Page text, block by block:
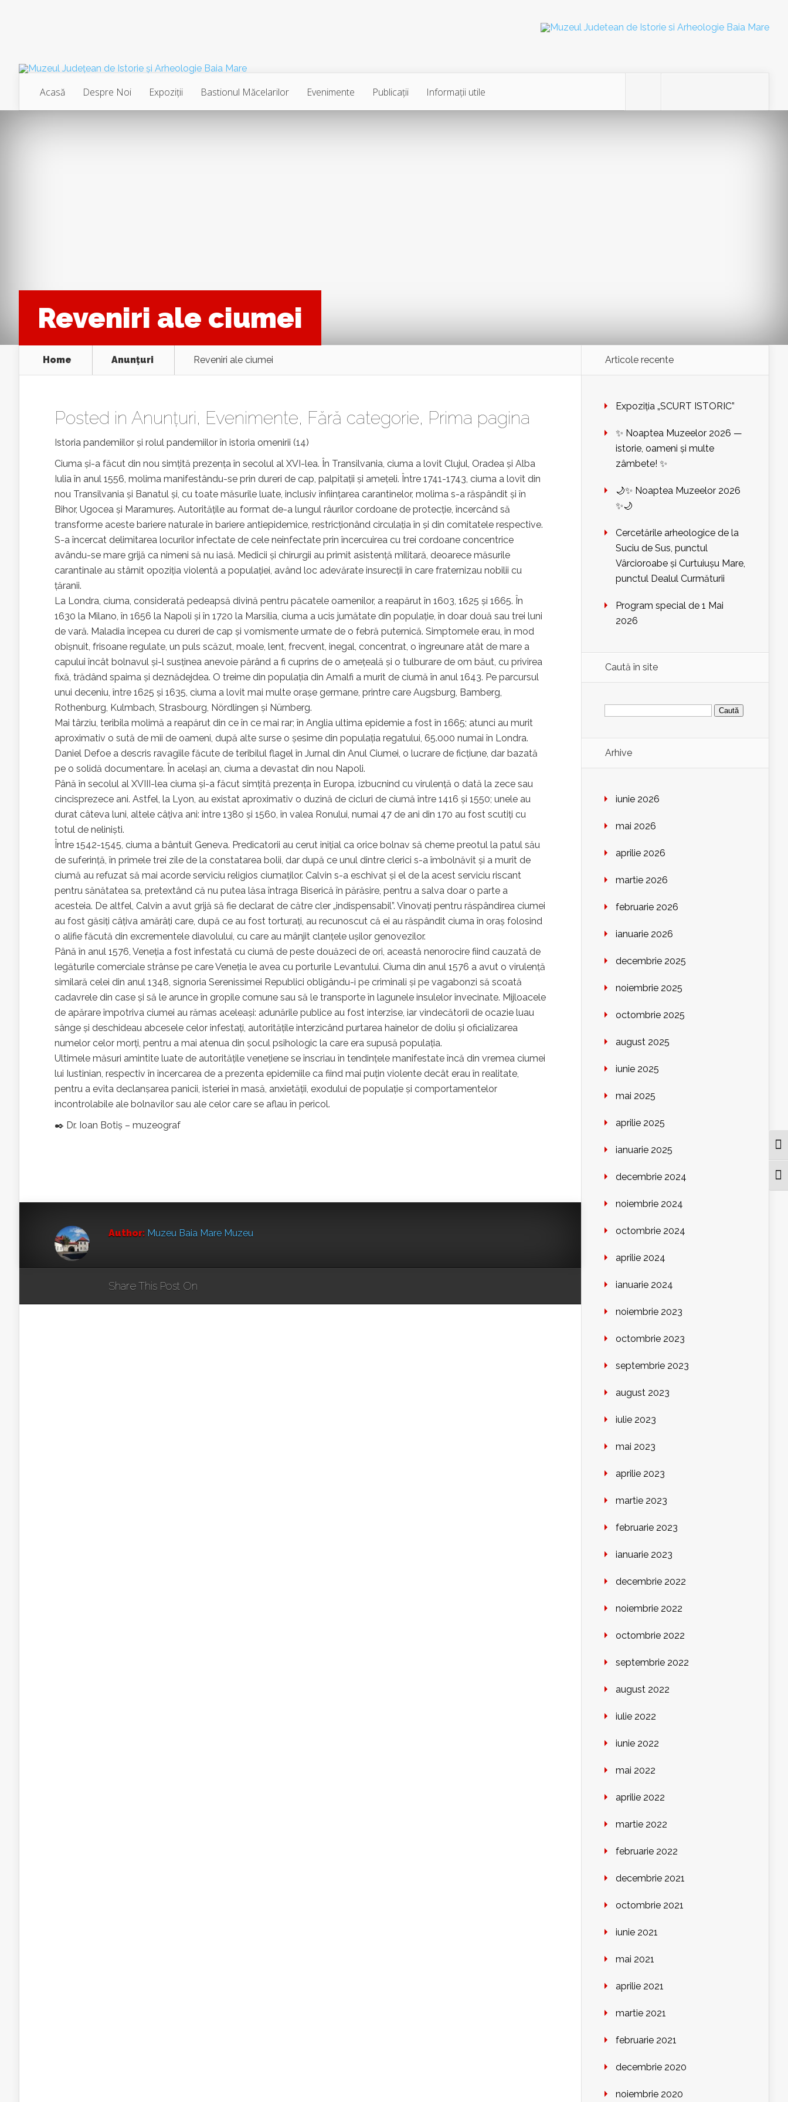
Acasă Despre Noi Expoziţii Bastionul Măcelarilor Evenimente Publicaţii Informaţii utile
Reveniri ale ciumei
Home Anunţuri Reveniri ale ciumei
Posted in Anunţuri, Evenimente, Fără categorie, Prima pagina
Istoria pandemiilor și rolul pandemiilor în istoria omenirii (14)
Ciuma și-a făcut din nou simțită prezența în secolul al XVI-lea. În Transilvania, ciuma a lovit Clujul, Oradea și Alba
Iulia în anul 1556, molima manifestându-se prin dureri de cap, palpitații și amețeli. Între 1741-1743, ciuma a lovit din
nou Transilvania și Banatul și, cu toate măsurile luate, inclusiv înființarea carantinelor, molima s-a răspândit și în
Bihor, Ugocea și Maramureș. Autoritățile au format de-a lungul râurilor cordoane de protecție, încercând să
transforme aceste bariere naturale în bariere antiepidemice, restricționând circulația în și din comitatele respective.
S-a încercat delimitarea locurilor infectate de cele neinfectate prin încercuirea cu trei cordoane concentrice
avându-se mare grijă ca nimeni să nu iasă. Medicii și chirurgii au primit asistență militară, deoarece măsurile
carantinale au stârnit opoziția violentă a populației, având loc adevărate insurecții în care fraternizau nobilii cu
țăranii.
La Londra, ciuma, considerată pedeapsă divină pentru păcatele oamenilor, a reapărut în 1603, 1625 şi 1665. În
1630 la Milano, în 1656 la Napoli şi în 1720 la Marsilia, ciuma a ucis jumătate din populaţie, în doar două sau trei luni
de vară. Maladia începea cu dureri de cap şi vomismente urmate de o febră puternică. Simptomele erau, în mod
obişnuit, frisoane regulate, un puls scăzut, moale, lent, frecvent, inegal, concentrat, o îngreunare atât de mare a
capului încât bolnavul şi-l susţinea anevoie părând a fi cuprins de o ameţeală şi o tulburare de om băut, cu privirea
fixă, trădând spaima şi deznădejdea. O treime din populaţia din Amalfi a murit de ciumă în anul 1643. Pe parcursul
unui deceniu, între 1625 și 1635, ciuma a lovit mai multe orașe germane, printre care Augsburg, Bamberg,
Rothenburg, Kulmbach, Strasbourg, Nördlingen și Nürnberg.
Mai târziu, teribila molimă a reapărut din ce în ce mai rar; în Anglia ultima epidemie a fost în 1665; atunci au murit
aproximativ o sută de mii de oameni, după alte surse o şesime din populaţia regatului, 65.000 numai în Londra.
Daniel Defoe a descris ravagiile făcute de teribilul flagel în Jurnal din Anul Ciumei, o lucrare de ficţiune, dar bazată
pe o solidă documentare. În acelaşi an, ciuma a devastat din nou Napoli.
Până în secolul al XVIII-lea ciuma şi-a făcut simţită prezenţa în Europa, izbucnind cu virulenţă o dată la zece sau
cincisprezece ani. Astfel, la Lyon, au existat aproximativ o duzină de cicluri de ciumă între 1416 şi 1550; unele au
durat câteva luni, altele câţiva ani: între 1380 şi 1560, în valea Ronului, numai 47 de ani din 170 au fost scutiţi cu
totul de nelinişti.
Între 1542-1545, ciuma a bântuit Geneva. Predicatorii au cerut iniţial ca orice bolnav să cheme preotul la patul său
de suferinţă, în primele trei zile de la constatarea bolii, dar după ce unul dintre clerici s-a îmbolnăvit şi a murit de
ciumă au refuzat să mai acorde serviciu religios ciumaţilor. Calvin s-a eschivat şi el de la acest serviciu riscant
pentru sănătatea sa, pretextând că nu putea lăsa întraga Biserică în părăsire, pentru a salva doar o parte a
acesteia. De altfel, Calvin a avut grijă să fie declarat de către cler „indispensabil”. Vinovaţi pentru răspândirea ciumei
au fost găsiţi câţiva amărâţi care, după ce au fost torturaţi, au recunoscut că ei au răspândit ciuma în oraş folosind
o alifie făcută din excrementele diavolului, cu care au mânjit clanţele uşilor genovezilor.
Până în anul 1576, Veneția a fost infestată cu ciumă de peste douăzeci de ori, această nenorocire fiind cauzată de
legăturile comerciale strânse pe care Veneția le avea cu porturile Levantului. Ciuma din anul 1576 a avut o virulență
similară celei din anul 1348, signoria Serenissimei Republici obligându-i pe criminali și pe vagabonzi să scoată
cadavrele din case și să le arunce în gropile comune sau să le transporte în lagunele insulelor învecinate. Mijloacele
de apărare împotriva ciumei au rămas aceleași: adunările publice au fost interzise, iar vindecătorii de ocazie luau
sânge și deschideau abcesele celor infestați, autoritățile interzicând purtarea hainelor de doliu și oficializarea
numelor celor morți, pentru a mai atenua din șocul psihologic la care era supusă populația.
Ultimele măsuri amintite luate de autoritățile venețiene se înscriau în tendințele manifestate încă din vremea ciumei
lui Iustinian, respectiv în încercarea de a prezenta epidemiile ca fiind mai puțin violente decât erau în realitate,
pentru a evita declanșarea panicii, isteriei în masă, anxietății, exodului de populație și comportamentelor
incontrolabile ale bolnavilor sau ale celor care se aflau în pericol.
✒️ Dr. Ioan Botiș – muzeograf
Author: Muzeu Baia Mare Muzeu
Share This Post On
Articole recente
Expoziția „SCURT ISTORIC”
✨ Noaptea Muzeelor 2026 —
istorie, oameni și multe
zâmbete! ✨
🌙✨ Noaptea Muzeelor 2026
✨🌙
Cercetările arheologice de la
Suciu de Sus, punctul
Vârcioroabe și Curtuiușu Mare,
punctul Dealul Curmăturii
Program special de 1 Mai
2026
Caută în site
Caută
după:
Arhive
iunie 2026
mai 2026
aprilie 2026
martie 2026
februarie 2026
ianuarie 2026
decembrie 2025
noiembrie 2025
octombrie 2025
august 2025
iunie 2025
mai 2025
aprilie 2025
ianuarie 2025
decembrie 2024
noiembrie 2024
octombrie 2024
aprilie 2024
ianuarie 2024
noiembrie 2023
octombrie 2023
septembrie 2023
august 2023
iulie 2023
mai 2023
aprilie 2023
martie 2023
februarie 2023
ianuarie 2023
decembrie 2022
noiembrie 2022
octombrie 2022
septembrie 2022
august 2022
iulie 2022
iunie 2022
mai 2022
aprilie 2022
martie 2022
februarie 2022
decembrie 2021
octombrie 2021
iunie 2021
mai 2021
aprilie 2021
martie 2021
februarie 2021
decembrie 2020
noiembrie 2020